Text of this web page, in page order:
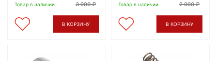
Товар в наличии 3 990
В КОРЗИНУ
Товар в наличии 2 990
В КОРЗИНУ